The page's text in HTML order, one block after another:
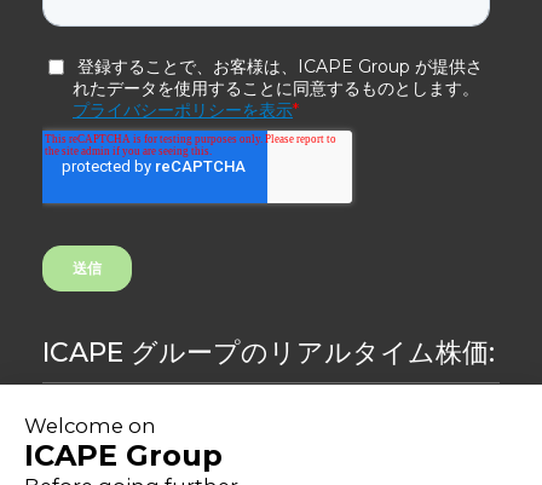
ICAPE グループのリアルタイム株価:
8.48